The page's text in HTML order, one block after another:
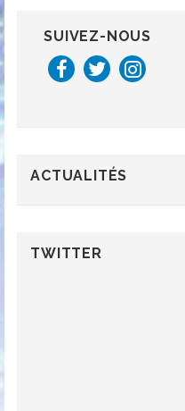
SUIVEZ-NOUS
ACTUALITÉS
TWITTER